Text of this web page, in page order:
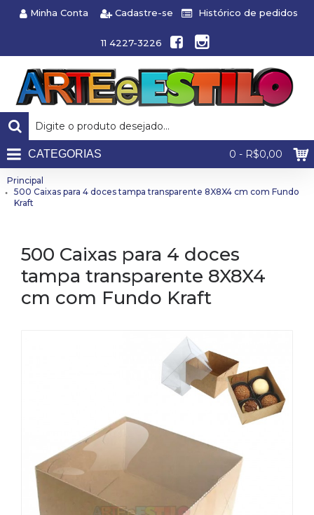
Minha Conta Cadastre-se Histórico de pedidos
11 4227-3226
0 - R$0,00
CATEGORIAS
Principal
500 Caixas para 4 doces tampa transparente 8X8X4 cm com Fundo
Kraft
500 Caixas para 4 doces
tampa transparente 8X8X4
cm com Fundo Kraft